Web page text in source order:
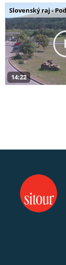
Slovenský raj -
14:22